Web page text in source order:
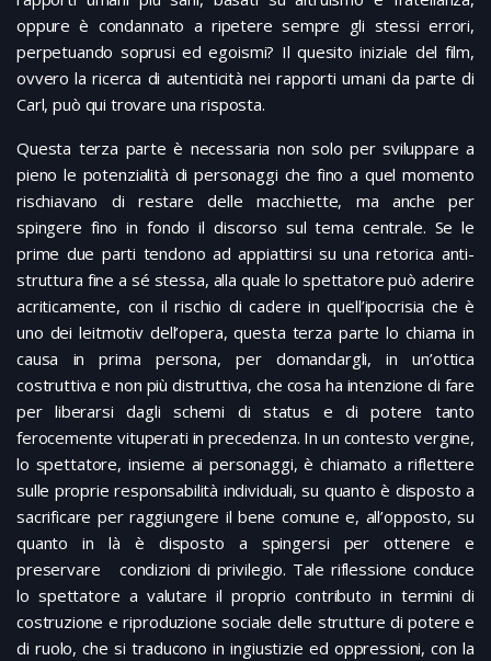
oppure è condannato a ripetere sempre gli stessi errori,
perpetuando soprusi ed egoismi? Il quesito iniziale del film,
ovvero la ricerca di autenticità nei rapporti umani da parte di
Carl, può qui trovare una risposta.
Questa terza parte è necessaria non solo per sviluppare a
pieno le potenzialità di personaggi che fino a quel momento
rischiavano di restare delle macchiette, ma anche per
spingere fino in fondo il discorso sul tema centrale. Se le
prime due parti tendono ad appiattirsi su una retorica anti-
struttura fine a sé stessa, alla quale lo spettatore può aderire
acriticamente, con il rischio di cadere in quell’ipocrisia che è
uno dei leitmotiv dell’opera, questa terza parte lo chiama in
causa in prima persona, per domandargli, in un’ottica
costruttiva e non più distruttiva, che cosa ha intenzione di fare
per liberarsi dagli schemi di status e di potere tanto
ferocemente vituperati in precedenza. In un contesto vergine,
lo spettatore, insieme ai personaggi, è chiamato a riflettere
sulle proprie responsabilità individuali, su quanto è disposto a
sacrificare per raggiungere il bene comune e, all’opposto, su
quanto in là è disposto a spingersi per ottenere e
preservare condizioni di privilegio. Tale riflessione conduce
lo spettatore a valutare il proprio contributo in termini di
costruzione e riproduzione sociale delle strutture di potere e
di ruolo, che si traducono in ingiustizie ed oppressioni, con la